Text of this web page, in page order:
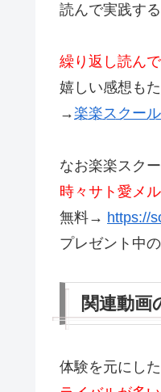
読んで実践す
繰り返し読ん
嬉しい感想も
→楽楽スクー
なお楽楽スクー
時々サト愛メ
無料→ https://
プレゼント中
関連動画
体験を元にし